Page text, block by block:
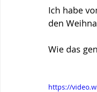
Ich habe
den
Wie das
https://